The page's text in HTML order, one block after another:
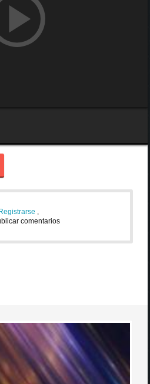
Registrarse ,
comentarios